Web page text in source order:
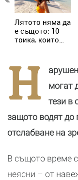
Лятото няма да
е същото: 10
трика, които
Н
могат
тези в
защото водят до
отслабване на
В същото време
неясни – от